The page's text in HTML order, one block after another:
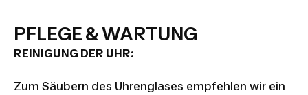
PFLEGE & WARTUNG
REINIGUNG DER UHR:
Zum Säubern des Uhrenglases empfehlen wir ein